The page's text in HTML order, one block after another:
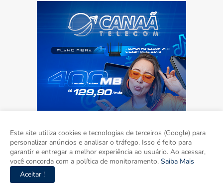
Este site utiliza cookies e tecnologias de terceiros (Google) para
personalizar anúncios e analisar o tráfego. Isso é feito para
garantir e entregar a melhor experiência ao usuário. Ao acessar,
você concorda com a política de monitoramento. Saiba Mais
Aceitar !